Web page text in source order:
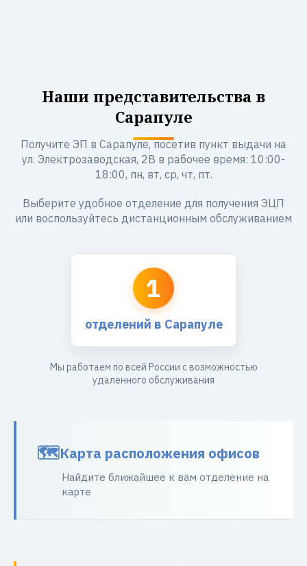
Наши представительства в
Сарапуле
Получите ЭП в Сарапуле, посетив пункт выдачи на
ул. Электрозаводская, 2В в рабочее время: 10:00-
18:00, пн, вт, ср, чт, пт.
Выберите удобное отделение для получения ЭЦП
или воспользуйтесь дистанционным обслуживанием
1
отделений в Сарапуле
Мы работаем по всей России с возможностью
удаленного обслуживания
Карта расположения офисов
Найдите ближайшее к вам отделение на
карте